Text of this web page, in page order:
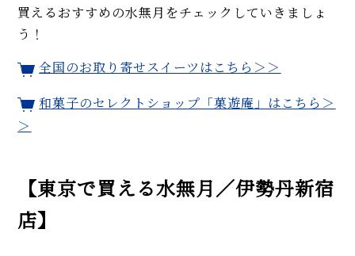
買えるおすすめの水無月をチェックしていきましょ
う！
全国のお取り寄せスイーツはこちら＞＞
和菓子のセレクトショップ「菓遊庵」はこちら＞
＞
【東京で買える水無月／伊勢丹新宿
店】